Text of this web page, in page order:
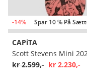
-14% Spar 10 % På
CAPiTA
Scott Stevens Mini
kr 2.599,- kr 2.230,-